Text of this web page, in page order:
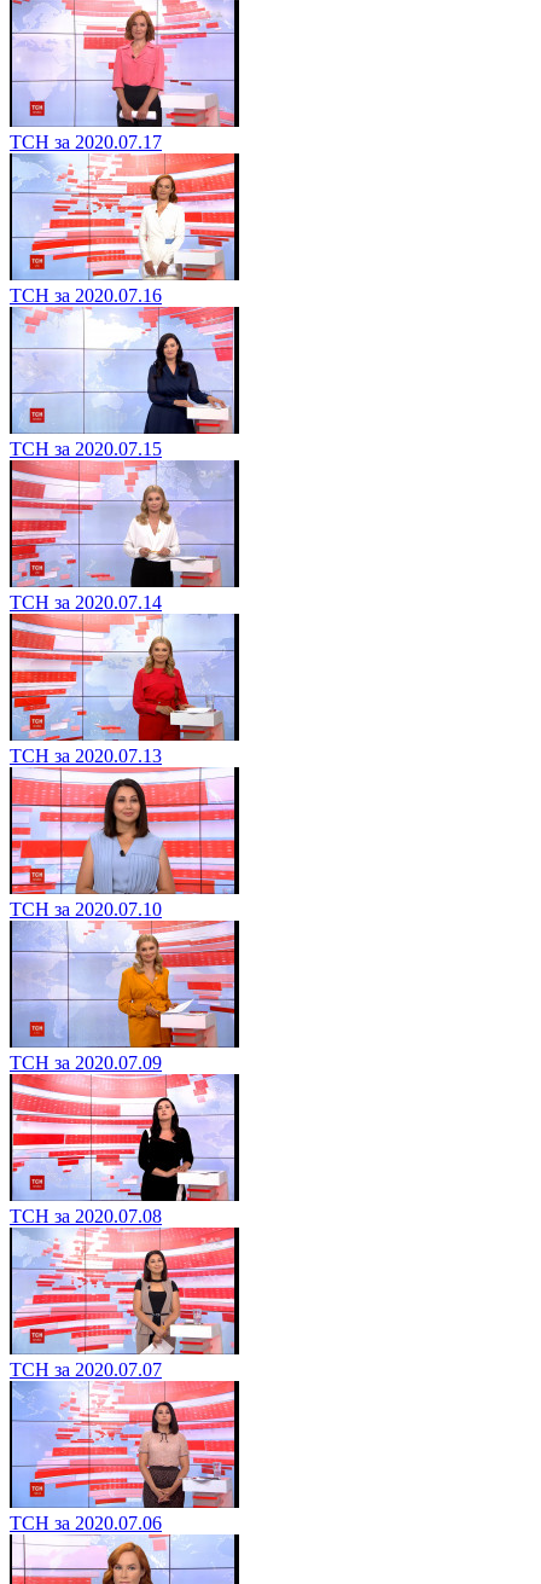
ТСН за 2020.07.17
ТСН за 2020.07.16
ТСН за 2020.07.15
ТСН за 2020.07.14
ТСН за 2020.07.13
ТСН за 2020.07.10
ТСН за 2020.07.09
ТСН за 2020.07.08
ТСН за 2020.07.07
ТСН за 2020.07.06